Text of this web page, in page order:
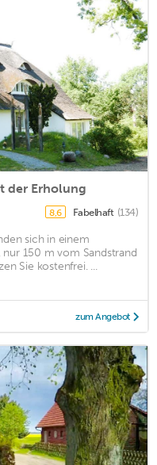
der Erholung
8,6 Fabelhaft (134)
sich in einem
150 m vom Sandstrand
Sie kostenfrei. ...
zum Angebot